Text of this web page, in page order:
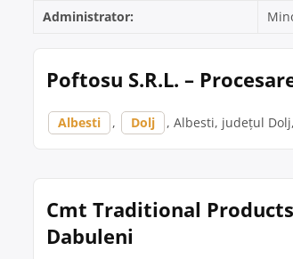
Administrator:
Poftosu S.R.L. –
Albesti , Dolj , Albesti, județul
Cmt Traditional Products
Dabuleni